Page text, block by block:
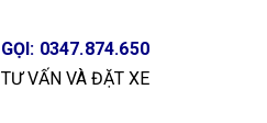
GỌI: 0347.874.650
TƯ VẤN VÀ ĐẶT XE